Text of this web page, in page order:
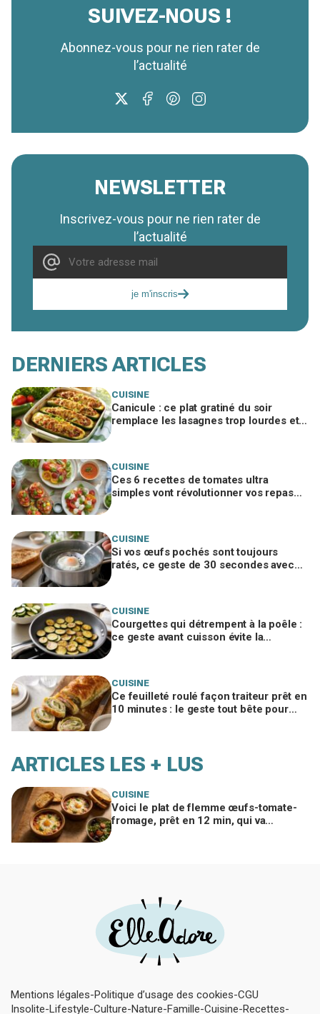
SUIVEZ-NOUS !
Abonnez-vous pour ne rien rater de
l’actualité
NEWSLETTER
Inscrivez-vous pour ne rien rater de
l’actualité
je m'inscris
DERNIERS ARTICLES
CUISINE
Canicule : ce plat gratiné du soir
remplace les lasagnes trop lourdes et
CUISINE
Ces 6 recettes de tomates ultra
simples vont révolutionner vos repas
CUISINE
Si vos œufs pochés sont toujours
ratés, ce geste de 30 secondes avec
CUISINE
Courgettes qui détrempent à la poêle :
ce geste avant cuisson évite la
CUISINE
Ce feuilleté roulé façon traiteur prêt en
10 minutes : le geste tout bête pour
ARTICLES LES + LUS
CUISINE
Voici le plat de flemme œufs-tomate-
fromage, prêt en 12 min, qui va
Mentions légales Politique d’usage des cookies CGU
Insolite Lifestyle Culture Nature Famille Cuisine Recettes